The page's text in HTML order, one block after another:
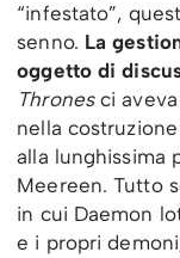
“infestato”,
senno. La
oggetto di
Thronesci aveva
nella
alla lunghissima
Meereen. Tutto
in cui Daemon
e i propri